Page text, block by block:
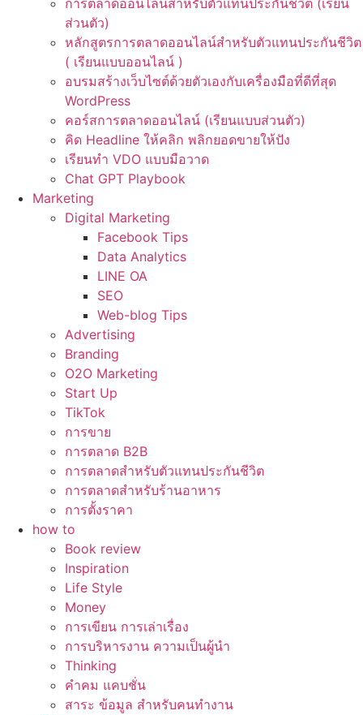
การตลาดออนไลน์สำหรับตัวแทนประกันชีวิต (เรียน
ส่วนตัว)
หลักสูตรการตลาดออนไลน์สำหรับตัวแทนประกันชีวิต
( เรียนแบบออนไลน์ )
อบรมสร้างเว็บไซต์ด้วยตัวเองกับเครื่องมือที่ดีที่สุด
WordPress
คอร์สการตลาดออนไลน์ (เรียนแบบส่วนตัว)
คิด Headline ให้คลิก พลิกยอดขายให้ปัง
เรียนทำ VDO แบบมือวาด
Chat GPT Playbook
Marketing
Digital Marketing
Facebook Tips
Data Analytics
LINE OA
SEO
Web-blog Tips
Advertising
Branding
O2O Marketing
Start Up
TikTok
การขาย
การตลาด B2B
การตลาดสำหรับตัวแทนประกันชีวิต
การตลาดสำหรับร้านอาหาร
การตั้งราคา
how to
Book review
Inspiration
Life Style
Money
การเขียน การเล่าเรื่อง
การบริหารงาน ความเป็นผู้นำ
Thinking
คำคม แคบชั่น
สาระ ข้อมูล สำหรับคนทำงาน